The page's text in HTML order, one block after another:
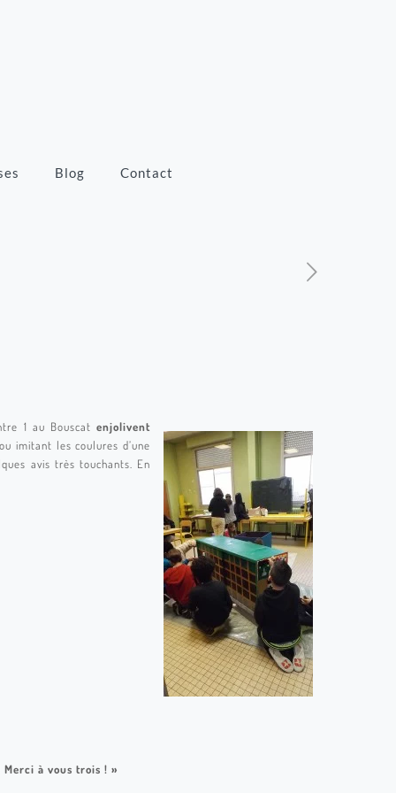
Blog Contact
1 au Bouscatenjolivent
imitant les coulures d’une
avis très touchants. En
Merci à vous trois ! »